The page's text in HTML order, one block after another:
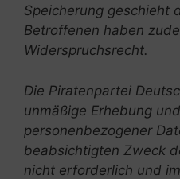
Speicherung geschieht
Betroffenen haben
Widerspruchsrecht.
Die Piratenpartei
unmäßige Erhebung
personenbezogener
beabsichtigten Zweck
nicht erforderlich und